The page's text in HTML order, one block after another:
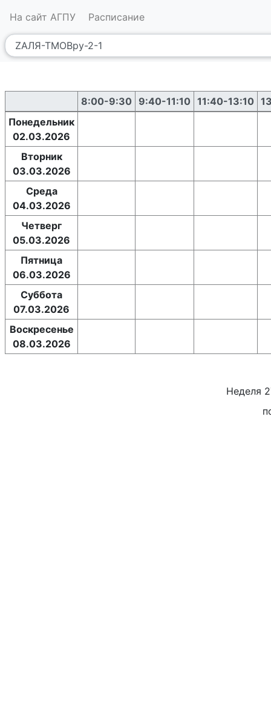
На сайт АГПУ Расписание
8:00-9:30 9:40-11:10 11:40-13:10
Понедельник
02.03.2026
Вторник
03.03.2026
Среда
04.03.2026
Четверг
05.03.2026
Пятница
06.03.2026
Суббота
07.03.2026
Воскресенье
08.03.2026
Неделя